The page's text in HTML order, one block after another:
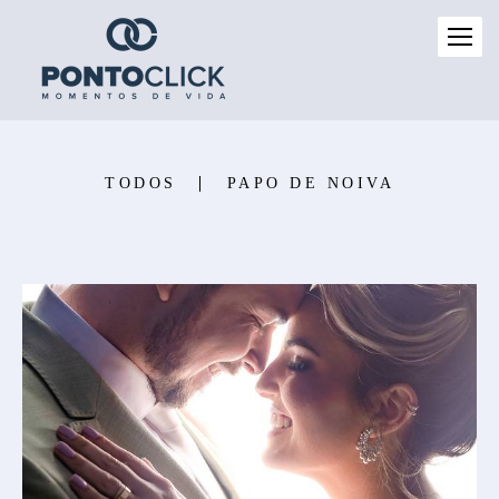
TODOS PAPO DE NOIVA